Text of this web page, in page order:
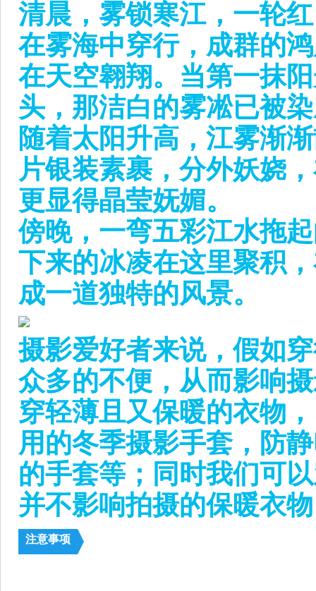
清晨，雾锁寒江，一轮
在雾海中穿行，成群的
在天空翱翔。当第一抹
头，那洁白的雾凇已被
随着太阳升高，江雾渐
片银装素裹，分外妖娆
更显得晶莹妩媚。
傍晚，一弯五彩江水拖
下来的冰凌在这里聚积
成一道独特的风景。
摄影爱好者来说，假如
众多的不便，从而影响
穿轻薄且又保暖的衣物
用的冬季摄影手套，防
的手套等；同时我们可
并不影响拍摄的保暖衣
注意事项